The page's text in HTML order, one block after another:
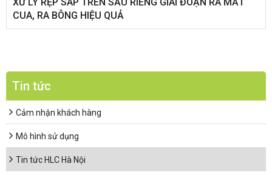
CUA, RA BÔNG HIỆU QUẢ
Tin tức
Cảm nhận khách hàng
Mô hình sử dụng
Tin tức HLC Hà Nội